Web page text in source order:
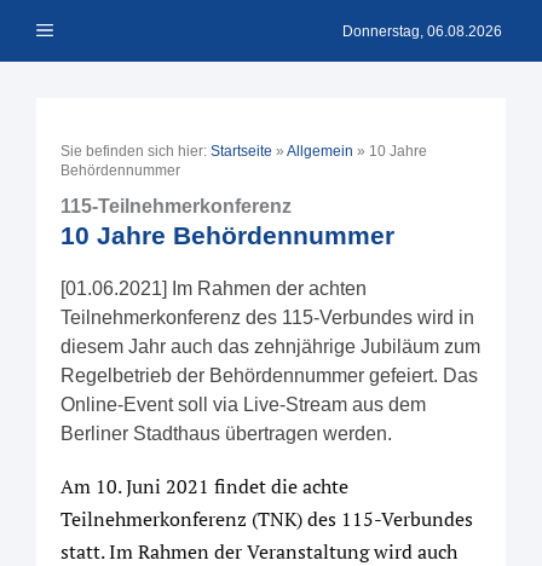
Inhalt Menü Donnerstag, 06.08.2026
Sie befinden sich hier: Startseite » Allgemein » 10 Jahre
Behördennummer
115-Teilnehmerkonferenz
10 Jahre Behördennummer
[01.06.2021] Im Rahmen der achten
Teilnehmerkonferenz des 115-Verbundes wird in
diesem Jahr auch das zehnjährige Jubiläum zum
Regelbetrieb der Behördennummer gefeiert. Das
Online-Event soll via Live-Stream aus dem
Berliner Stadthaus übertragen werden.
Am 10. Juni 2021 findet die achte
Teilnehmerkonferenz (TNK) des 115-Verbundes
statt. Im Rahmen der Veranstaltung wird auch